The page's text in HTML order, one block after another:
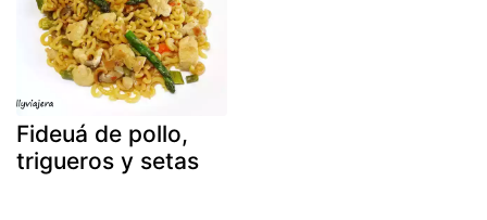
Fideuá de pollo,
trigueros y setas